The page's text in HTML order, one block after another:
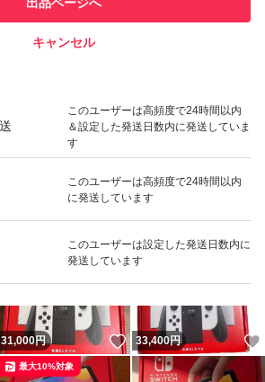
での取引実績があります
このユーザーは高頻度で24時間以内
＆設定した発送日数内に発送していま
す
このユーザーは高頻度で24時間以内
に発送しています
このユーザーは設定した発送日数内に
発送しています
キャンセル
いいね！
46,500
いいね！
31,000円 いいね！
33,400円
最大10%対象